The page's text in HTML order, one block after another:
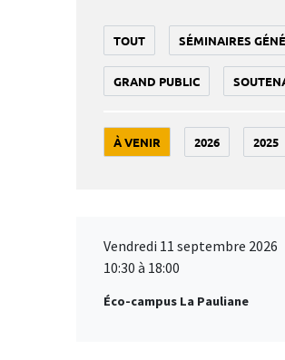
TOUT SÉMINAIRES
GRAND PUBLIC
À VENIR 2026 2025
Vendredi 11 septembre 2026
10:30 à 18:00
Éco-campus La Pauliane